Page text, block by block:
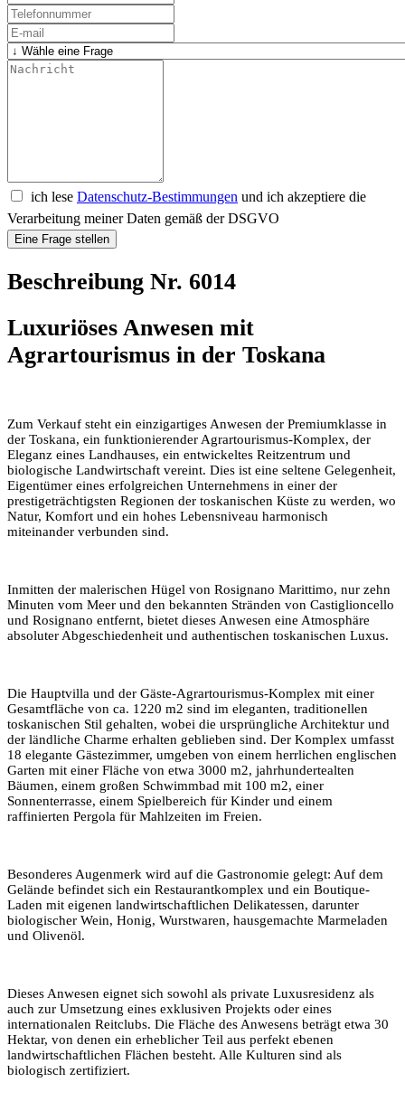
ich lese Datenschutz-Bestimmungen und ich akzeptiere die
Verarbeitung meiner Daten gemäß der DSGVO
Eine Frage stellen
Beschreibung Nr. 6014
Luxuriöses Anwesen mit
Agrartourismus in der Toskana
Zum Verkauf steht ein einzigartiges Anwesen der Premiumklasse in
der Toskana, ein funktionierender Agrartourismus-Komplex, der
Eleganz eines Landhauses, ein entwickeltes Reitzentrum und
biologische Landwirtschaft vereint. Dies ist eine seltene Gelegenheit,
Eigentümer eines erfolgreichen Unternehmens in einer der
prestigeträchtigsten Regionen der toskanischen Küste zu werden, wo
Natur, Komfort und ein hohes Lebensniveau harmonisch
miteinander verbunden sind.
Inmitten der malerischen Hügel von Rosignano Marittimo, nur zehn
Minuten vom Meer und den bekannten Stränden von Castiglioncello
und Rosignano entfernt, bietet dieses Anwesen eine Atmosphäre
absoluter Abgeschiedenheit und authentischen toskanischen Luxus.
Die Hauptvilla und der Gäste-Agrartourismus-Komplex mit einer
Gesamtfläche von ca. 1220 m2 sind im eleganten, traditionellen
toskanischen Stil gehalten, wobei die ursprüngliche Architektur und
der ländliche Charme erhalten geblieben sind. Der Komplex umfasst
18 elegante Gästezimmer, umgeben von einem herrlichen englischen
Garten mit einer Fläche von etwa 3000 m2, jahrhundertealten
Bäumen, einem großen Schwimmbad mit 100 m2, einer
Sonnenterrasse, einem Spielbereich für Kinder und einem
raffinierten Pergola für Mahlzeiten im Freien.
Besonderes Augenmerk wird auf die Gastronomie gelegt: Auf dem
Gelände befindet sich ein Restaurantkomplex und ein Boutique-
Laden mit eigenen landwirtschaftlichen Delikatessen, darunter
biologischer Wein, Honig, Wurstwaren, hausgemachte Marmeladen
und Olivenöl.
Dieses Anwesen eignet sich sowohl als private Luxusresidenz als
auch zur Umsetzung eines exklusiven Projekts oder eines
internationalen Reitclubs. Die Fläche des Anwesens beträgt etwa 30
Hektar, von denen ein erheblicher Teil aus perfekt ebenen
landwirtschaftlichen Flächen besteht. Alle Kulturen sind als
biologisch zertifiziert.